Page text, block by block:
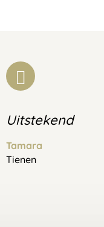
Uitstekend
Tamara
Tienen